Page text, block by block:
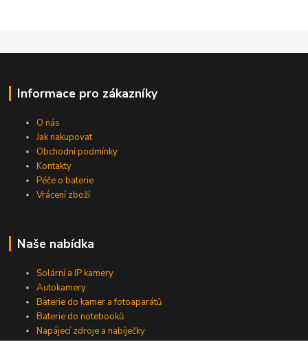
Informace pro zákazníky
O nás
Jak nakupovat
Obchodní podmínky
Kontakty
Péče o baterie
Vrácení zboží
Naše nabídka
Solární a IP kamery
Autokamery
Baterie do kamer a fotoaparátů
Baterie do notebooků
Napájecí zdroje a nabíječky